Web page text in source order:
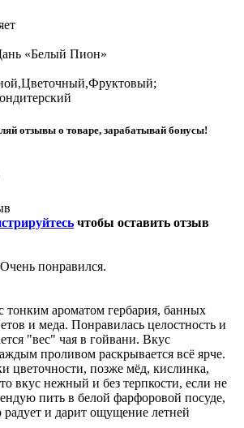
«Белый Пион»
отзывы о товаре, зарабатывай бонусы!
чтобы оставить отзыв
понравился.
ароматом гербария, банных
и меда. Понравилась целостность и
"вес" чая в гойвани. Вкус
проливом раскрывается всё ярче.
цветочности, позже мёд, кислинка,
вкус нежный и без терпкости, если не
пить в белой фарфоровой посуде,
радует и дарит ощущение летней